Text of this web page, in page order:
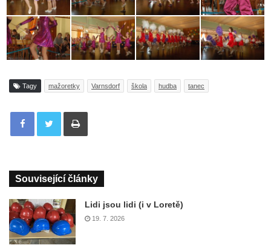
Tagy mažoretky Varnsdorf škola hudba tanec
Tisknout
Související články
Lidi jsou lidi (i v Loretě)
19. 7. 2026